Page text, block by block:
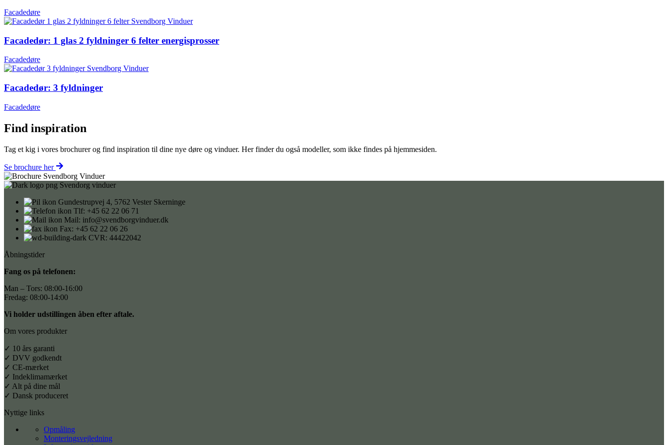
Facadedøre
Facadedør: 1 glas 2 fyldninger 6 felter energisprosser
Facadedøre
Facadedør: 3 fyldninger
Facadedøre
Find inspiration
Tag et kig i vores brochurer og find inspiration til dine nye døre og vinduer. Her finder du også modeller, som ikke findes på hjemmesiden.
Se brochure her
Gundestrupvej 4, 5762 Vester Skerninge
Tlf: +45 62 22 06 71
Mail: info@svendborgvinduer.dk
Fax: +45 62 22 06 26
CVR: 44422042
Åbningstider
Fang os på telefonen:
Man – Tors: 08:00-16:00
Fredag: 08:00-14:00
Vi holder udstillingen åben efter aftale.
Om vores produkter
✓ 10 års garanti
✓ DVV godkendt
✓ CE-mærket
✓ Indeklimamærket
✓ Alt på dine mål
✓ Dansk produceret
Nyttige links
Opmåling
Monteringsvejledning